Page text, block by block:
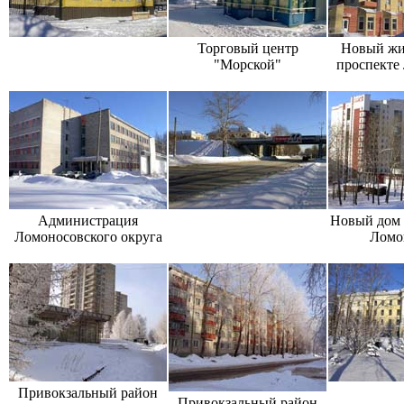
Торговый центр
"Морской"
Новый
Администрация
Ломоносовского округа
Новый дом
Привокзальный район